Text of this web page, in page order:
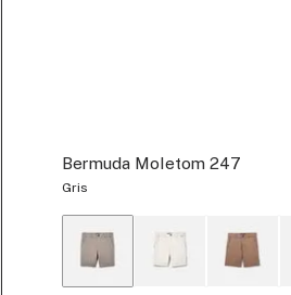
Bermuda Moletom 247
Gris